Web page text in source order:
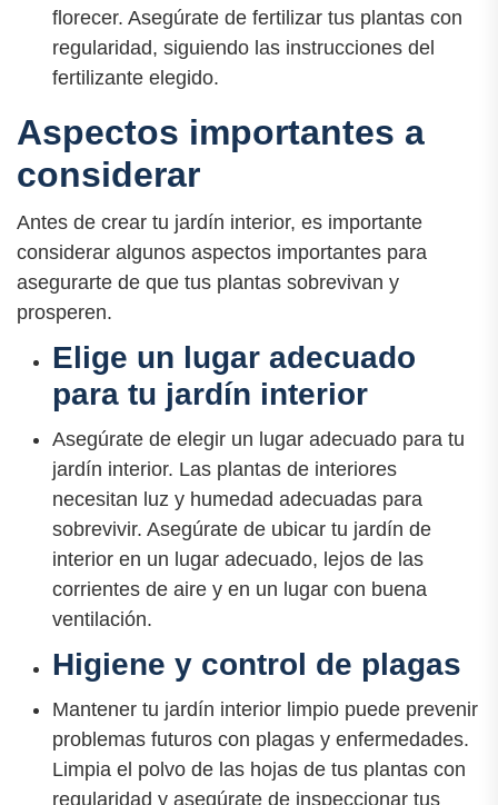
florecer. Asegúrate de fertilizar tus plantas con
regularidad, siguiendo las instrucciones del
fertilizante elegido.
Aspectos importantes a
considerar
Antes de crear tu jardín interior, es importante
considerar algunos aspectos importantes para
asegurarte de que tus plantas sobrevivan y
prosperen.
Elige un lugar adecuado
para tu jardín interior
Asegúrate de elegir un lugar adecuado para tu
jardín interior. Las plantas de interiores
necesitan luz y humedad adecuadas para
sobrevivir. Asegúrate de ubicar tu jardín de
interior en un lugar adecuado, lejos de las
corrientes de aire y en un lugar con buena
ventilación.
Higiene y control de plagas
Mantener tu jardín interior limpio puede prevenir
problemas futuros con plagas y enfermedades.
Limpia el polvo de las hojas de tus plantas con
regularidad y asegúrate de inspeccionar tus